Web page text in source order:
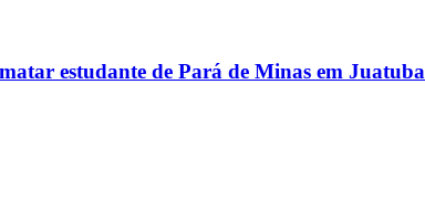
estudante de Pará de Minas em Juatuba